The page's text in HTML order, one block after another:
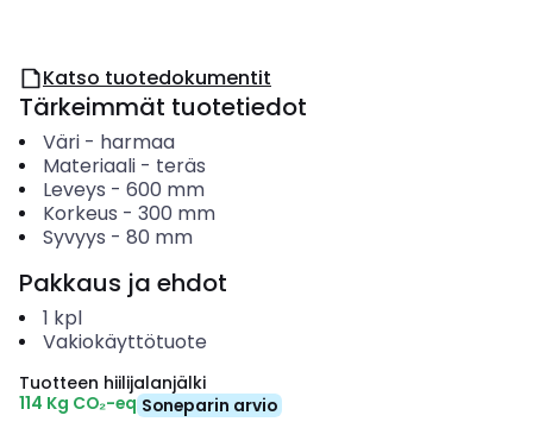
Katso tuotedokumentit
Tärkeimmät tuotetiedot
Väri- harmaa
Materiaali- teräs
Leveys - 600 mm
Korkeus - 300 mm
Syvyys - 80 mm
Pakkaus ja ehdot
1 kpl
Vakiokäyttötuote
Tuotteen hiilijalanjälki
114 Kg CO₂-eq Soneparin arvio